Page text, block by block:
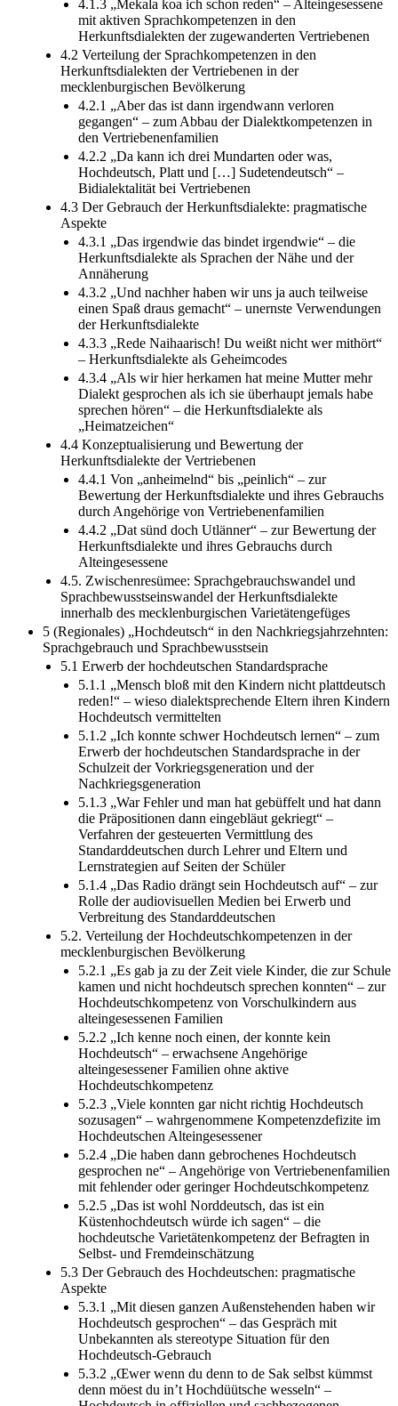
4.1.3 „Mekala koa ich schon reden“ – Alteingesessene
mit aktiven Sprachkompetenzen in den
Herkunftsdialekten der zugewanderten Vertriebenen
4.2 Verteilung der Sprachkompetenzen in den
Herkunftsdialekten der Vertriebenen in der
mecklenburgischen Bevölkerung
4.2.1 „Aber das ist dann irgendwann verloren
gegangen“ – zum Abbau der Dialektkompetenzen in
den Vertriebenenfamilien
4.2.2 „Da kann ich drei Mundarten oder was,
Hochdeutsch, Platt und […] Sudetendeutsch“ –
Bidialektalität bei Vertriebenen
4.3 Der Gebrauch der Herkunftsdialekte: pragmatische
Aspekte
4.3.1 „Das irgendwie das bindet irgendwie“ – die
Herkunftsdialekte als Sprachen der Nähe und der
Annäherung
4.3.2 „Und nachher haben wir uns ja auch teilweise
einen Spaß draus gemacht“ – unernste Verwendungen
der Herkunftsdialekte
4.3.3 „Rede Naihaarisch! Du weißt nicht wer mithört“
– Herkunftsdialekte als Geheimcodes
4.3.4 „Als wir hier herkamen hat meine Mutter mehr
Dialekt gesprochen als ich sie überhaupt jemals habe
sprechen hören“ – die Herkunftsdialekte als
„Heimatzeichen“
4.4 Konzeptualisierung und Bewertung der
Herkunftsdialekte der Vertriebenen
4.4.1 Von „anheimelnd“ bis „peinlich“ – zur
Bewertung der Herkunftsdialekte und ihres Gebrauchs
durch Angehörige von Vertriebenenfamilien
4.4.2 „Dat sünd doch Utlänner“ – zur Bewertung der
Herkunftsdialekte und ihres Gebrauchs durch
Alteingesessene
4.5. Zwischenresümee: Sprachgebrauchswandel und
Sprachbewusstseinswandel der Herkunftsdialekte
innerhalb des mecklenburgischen Varietätengefüges
5 (Regionales) „Hochdeutsch“ in den Nachkriegsjahrzehnten:
Sprachgebrauch und Sprachbewusstsein
5.1 Erwerb der hochdeutschen Standardsprache
5.1.1 „Mensch bloß mit den Kindern nicht plattdeutsch
reden!“ – wieso dialektsprechende Eltern ihren Kindern
Hochdeutsch vermittelten
5.1.2 „Ich konnte schwer Hochdeutsch lernen“ – zum
Erwerb der hochdeutschen Standardsprache in der
Schulzeit der Vorkriegsgeneration und der
Nachkriegsgeneration
5.1.3 „War Fehler und man hat gebüffelt und hat dann
die Präpositionen dann eingebläut gekriegt“ –
Verfahren der gesteuerten Vermittlung des
Standarddeutschen durch Lehrer und Eltern und
Lernstrategien auf Seiten der Schüler
5.1.4 „Das Radio drängt sein Hochdeutsch auf“ – zur
Rolle der audiovisuellen Medien bei Erwerb und
Verbreitung des Standarddeutschen
5.2. Verteilung der Hochdeutschkompetenzen in der
mecklenburgischen Bevölkerung
5.2.1 „Es gab ja zu der Zeit viele Kinder, die zur Schule
kamen und nicht hochdeutsch sprechen konnten“ – zur
Hochdeutschkompetenz von Vorschulkindern aus
alteingesessenen Familien
5.2.2 „Ich kenne noch einen, der konnte kein
Hochdeutsch“ – erwachsene Angehörige
alteingesessener Familien ohne aktive
Hochdeutschkompetenz
5.2.3 „Viele konnten gar nicht richtig Hochdeutsch
sozusagen“ – wahrgenommene Kompetenzdefizite im
Hochdeutschen Alteingesessener
5.2.4 „Die haben dann gebrochenes Hochdeutsch
gesprochen ne“ – Angehörige von Vertriebenenfamilien
mit fehlender oder geringer Hochdeutschkompetenz
5.2.5 „Das ist wohl Norddeutsch, das ist ein
Küstenhochdeutsch würde ich sagen“ – die
hochdeutsche Varietätenkompetenz der Befragten in
Selbst- und Fremdeinschätzung
5.3 Der Gebrauch des Hochdeutschen: pragmatische
Aspekte
5.3.1 „Mit diesen ganzen Außenstehenden haben wir
Hochdeutsch gesprochen“ – das Gespräch mit
Unbekannten als stereotype Situation für den
Hochdeutsch-Gebrauch
5.3.2 „Œwer wenn du denn to de Sak selbst kümmst
denn möest du in’t Hochdüütsche wesseln“ –